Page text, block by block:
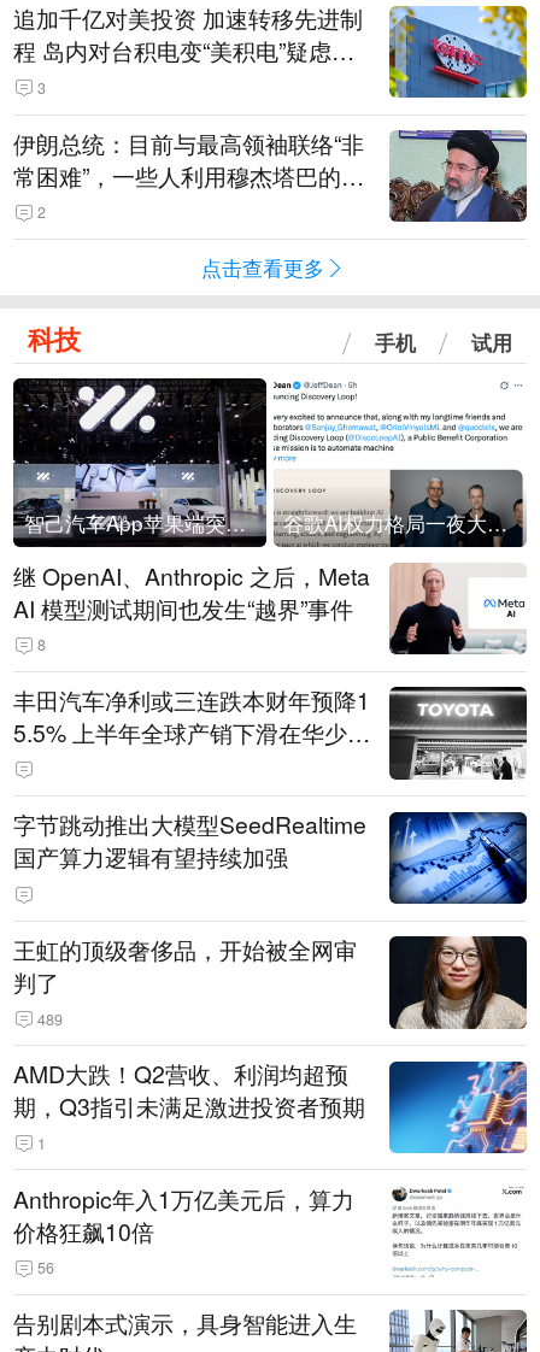
追加千亿对美投资 加速转移先进制
程 岛内对台积电变“美积电”疑虑担
忧加剧
3
伊朗总统：目前与最高领袖联络“非
常困难”，一些人利用穆杰塔巴的正
常决策过程在伊朗内部制造分歧
2
点击查看更多
科技 手机 试用
智己汽车App苹果端突然“下架” 谷歌AI权力格局一夜大洗牌
继 OpenAI、Anthropic 之后，Meta
AI 模型测试期间也发生“越界”事件
8
丰田汽车净利或三连跌本财年预降1
5.5% 上半年全球产销下滑在华少卖
14.3万辆
字节跳动推出大模型SeedRealtime
国产算力逻辑有望持续加强
王虹的顶级奢侈品，开始被全网审
判了
489
AMD大跌！Q2营收、利润均超预
期，Q3指引未满足激进投资者预期
1
Anthropic年入1万亿美元后，算力
价格狂飙10倍
56
告别剧本式演示，具身智能进入生